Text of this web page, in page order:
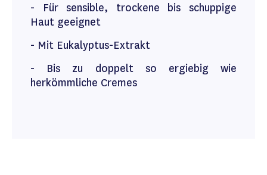
- Für sensible, trockene bis schuppige
Haut geeignet
- Mit Eukalyptus-Extrakt
- Bis zu doppelt so ergiebig wie
herkömmliche Cremes